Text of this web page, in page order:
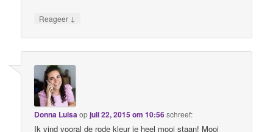
Reageer ↓
Donna Luisa opjuli 22, 2015 om 10:56schreef:
Ik vind vooral de rode kleur je heel mooi staan! Mooi